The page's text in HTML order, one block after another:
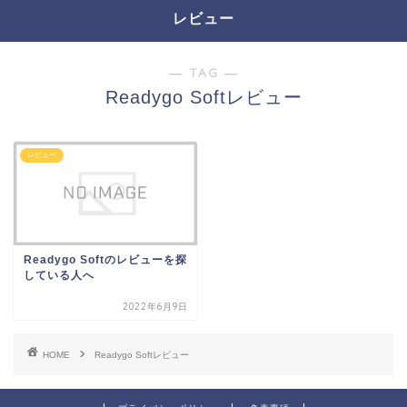
レビュー
― TAG ―
Readygo Softレビュー
レビュー
Readygo Softのレビューを探
している人へ
2022年6月9日
HOME Readygo Softレビュー